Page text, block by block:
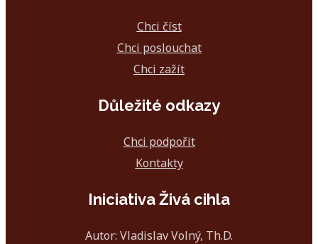
Chci číst
Chci poslouchat
Chci zažít
Důležité odkazy
Chci podpořit
Kontakty
Iniciativa Živá cihla
Autor: Vladislav Volný, Th.D.